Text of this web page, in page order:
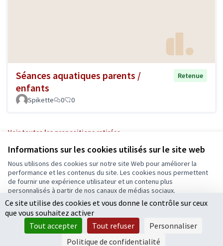
Informations sur les cookies utilisés sur le site web
Nous utilisons des cookies sur notre site Web pour améliorer la
performance et les contenus du site. Les cookies nous permettent
de fournir une expérience utilisateur et un contenu plus
personnalisés à partir de nos canaux de médias sociaux.
Tout accepter
Accepter seulement les cookies essentiels
Paramètres
Séances aquatiques parents /
enfants
Retenue
Spikette 0 0
Voir toutes les propositions retirées
Conditions d'utilisation
Paramètres des cookies
Ecrivons Angers sur X
(Lien externe)
Ecrivons Angers sur Facebook
(Lien externe)
logiciel libre Decidim .
Licence
(Lien
Ce site utilise des cookies et vous donne le contrôle sur ceux
que vous souhaitez activer
Tout accepter
Tout refuser
Personnaliser
Politique de confidentialité